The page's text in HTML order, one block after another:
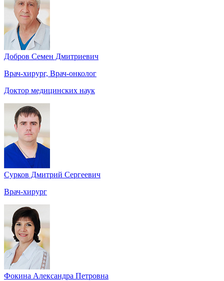
Добров Семен Дмитриевич
Врач-хирург, Врач-онколог
Доктор медицинских наук
Сурков Дмитрий Сергеевич
Врач-хирург
Фокина Александра Петровна